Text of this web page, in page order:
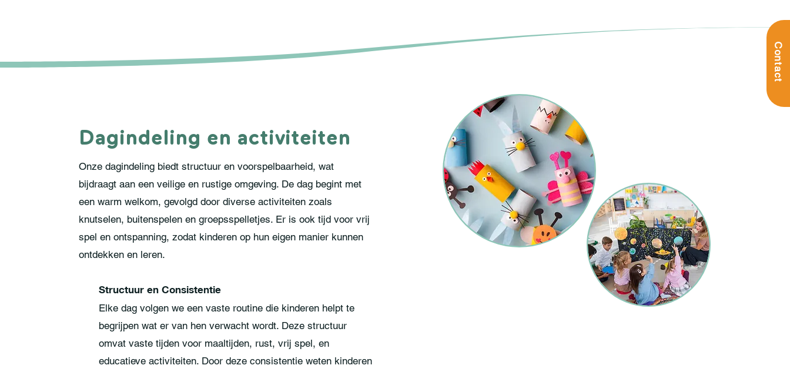
Contact
Dagindeling en activiteiten
Onze dagindeling biedt structuur en voorspelbaarheid, wat
bijdraagt aan een veilige en rustige omgeving. De dag begint met
een warm welkom, gevolgd door diverse activiteiten zoals
knutselen, buitenspelen en groepsspelletjes. Er is ook tijd voor vrij
spel en ontspanning, zodat kinderen op hun eigen manier kunnen
ontdekken en leren.
Structuur en Consistentie
Elke dag volgen we een vaste routine die kinderen helpt te
begrijpen wat er van hen verwacht wordt. Deze structuur
omvat vaste tijden voor maaltijden, rust, vrij spel, en
educatieve activiteiten. Door deze consistentie weten kinderen